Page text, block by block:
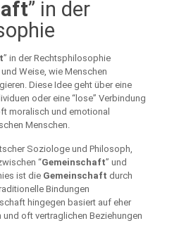
” in der
” in der Rechtsphilosophie
Weise, wie Menschen
Diese Idee geht über eine
oder eine “lose” Verbindung
moralisch und emotional
Menschen.
Soziologe und Philosoph,
“Gemeinschaft” und
ist die Gemeinschaft durch
Bindungen
hingegen basiert auf eher
und oft vertraglichen Beziehungen